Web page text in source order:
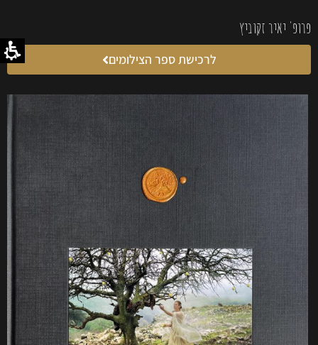
פרופ' יאיר זקוביץ
לרכישת ספר הצילומים